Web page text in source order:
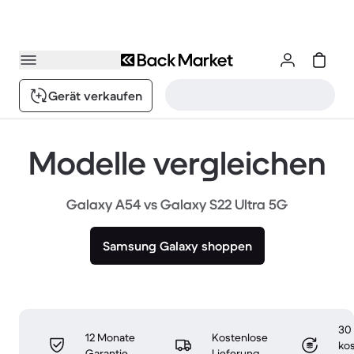
Gerät verkaufen
Modelle vergleichen
Galaxy A54 vs Galaxy S22 Ultra 5G
Samsung Galaxy shoppen
12 Monate
Kostenlose
30